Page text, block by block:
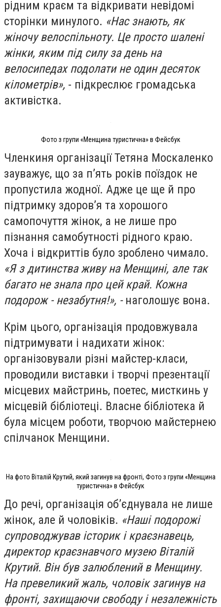
рідним краєм та відкривати невідомі
сторінки минулого. «Нас знають, як
жіночу велоспільноту. Це просто шалені
жінки, яким під силу за день на
велосипедах подолати не один десяток
кілометрів», - підкреслює громадська
активістка.
Фото з групи «Менщина туристична» в Фейсбук
Членкиня організації Тетяна Москаленко
зауважує, що за пʼять років поїздок не
пропустила жодної. Адже це ще й про
підтримку здоровʼя та хорошого
самопочуття жінок, а не лише про
пізнання самобутності рідного краю.
Хоча і відкриттів було зроблено чимало.
«Я з дитинства живу на Менщині, але так
багато не знала про цей край. Кожна
подорож - незабутня!», -наголошує вона.
Крім цього, організація продовжувала
підтримувати і надихати жінок:
організовували різні майстер-класи,
проводили виставки і творчі презентації
місцевих майстринь, поетес, мисткинь у
місцевій бібліотеці. Власне бібліотека й
була місцем роботи, творчою майстернею
спілчанок Менщини.
На фото Віталій Крутий, який загинув на фронті, Фото з групи «Менщина
туристична» в Фейсбук
До речі, організація обʼєднувала не лише
жінок, але й чоловіків. «Наші подорожі
супроводжував історик і краєзнавець,
директор краєзнавчого музею Віталій
Крутий. Він був залюблений в Менщину.
На превеликий жаль, чоловік загинув на
фронті, захищаючи свободу і незалежність